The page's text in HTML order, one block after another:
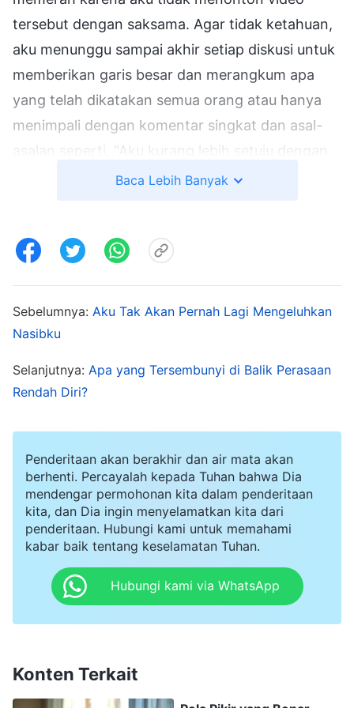
tersebut dengan saksama. Agar tidak ketahuan,
aku menunggu sampai akhir setiap diskusi untuk
memberikan garis besar dan merangkum apa
yang telah dikatakan semua orang atau hanya
menimpali dengan komentar singkat dan asal-
asalan seperti, "Aku kurang lebih setuju dengan
semua yang telah dikatakan, tidak ada lagi yang
aku merasa sangat malu dan menderita. Aku
teknis dari pekerjaan ini dan jarang memeriksa
pertemuan, aku hanya akan memahami keadaan
batin orang-orang saat itu, mengamati apakah
mereka memikul beban dalam tugas mereka atau
hanya bersikap asal-asalan. Mengenai masalah
dan kesulitan yang berkaitan dengan produksi
video mereka, aku tidak mau repot-repot
menjelaskan secara rinci kepada mereka, karena
kupikir pemimpin kelompok dapat menanganinya
dan lebih baik aku membiarkan orang-orang
yang memiliki keterampilan teknis yang sesuai
berguna jika aku tidak mampu menyelesaikan
Baca Lebih Banyak
Sebelumnya: Aku Tak Akan Pernah Lagi Mengeluhkan
Nasibku
Selanjutnya: Apa yang Tersembunyi di Balik Perasaan
Rendah Diri?
Penderitaan akan berakhir dan air mata akan
berhenti. Percayalah kepada Tuhan bahwa Dia
mendengar permohonan kita dalam penderitaan
kita, dan Dia ingin menyelamatkan kita dari
penderitaan. Hubungi kami untuk memahami
kabar baik tentang keselamatan Tuhan.
Hubungi kami via WhatsApp
Konten Terkait